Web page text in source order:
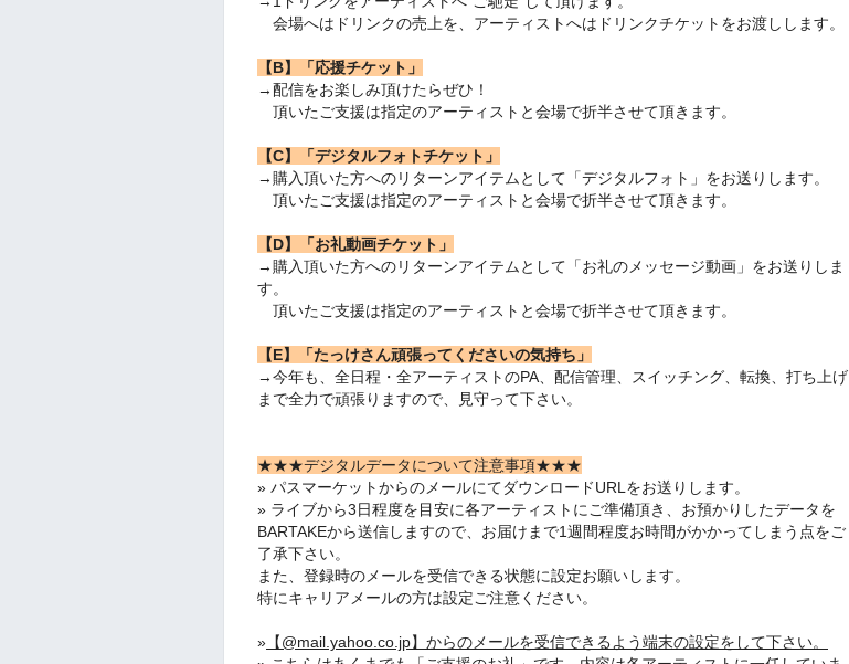
会場へはドリンクの売上を、アーティストへはドリンクチケットをお渡しします。
【B】「応援チケット」
→配信をお楽しみ頂けたらぜひ！
頂いたご支援は指定のアーティストと会場で折半させて頂きます。
【C】「デジタルフォトチケット」
→購入頂いた方へのリターンアイテムとして「デジタルフォト」をお送りします。
頂いたご支援は指定のアーティストと会場で折半させて頂きます。
【D】「お礼動画チケット」
→購入頂いた方へのリターンアイテムとして「お礼のメッセージ動画」をお送りしま
す。
頂いたご支援は指定のアーティストと会場で折半させて頂きます。
【E】「たっけさん頑張ってくださいの気持ち」
→今年も、全日程・全アーティストのPA、配信管理、スイッチング、転換、打ち上げ
まで全力で頑張りますので、見守って下さい。
★★★デジタルデータについて注意事項★★★
» パスマーケットからのメールにてダウンロードURLをお送りします。
» ライブから3日程度を目安に各アーティストにご準備頂き、お預かりしたデータを
BARTAKEから送信しますので、お届けまで1週間程度お時間がかかってしまう点をご
了承下さい。
また、登録時のメールを受信できる状態に設定お願いします。
特にキャリアメールの方は設定ご注意ください。
» 【@mail.yahoo.co.jp】からのメールを受信できるよう端末の設定をして下さい。